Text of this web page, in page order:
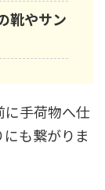
靴やサン
に手荷物へ仕
も繋がりま